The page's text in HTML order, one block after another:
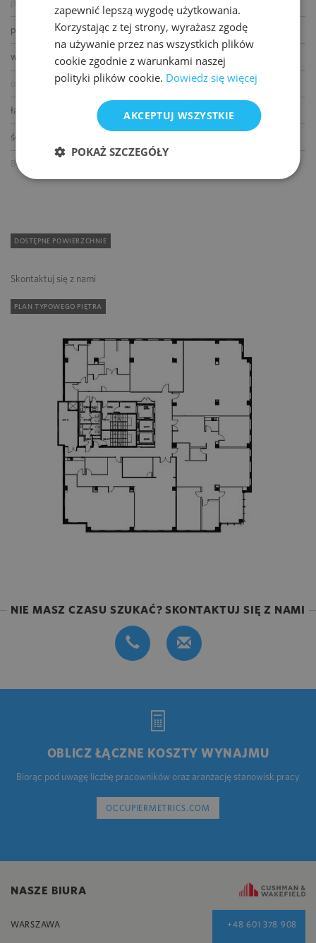
podwieszane sufity
wykładziny
otwierane okna
łącze światłowodowe
ścianki działowe
BMS
DOSTĘPNE POWIERZCHNIE
Skontaktuj się z nami
PLAN TYPOWEGO PIĘTRA
NIE MASZ CZASU SZUKAĆ? SKONTAKTUJ SIĘ Z NAMI
OBLICZ ŁĄCZNE KOSZTY WYNAJMU
Biorąc pod uwagę liczbę pracowników oraz aranżację stanowisk pracy
OCCUPIERMETRICS.COM
NASZE BIURA
WARSZAWA +48 601 378 908
zapewnić lepszą wygodę użytkowania.
Korzystając z tej strony, wyrażasz zgodę
na używanie przez nas wszystkich plików
cookie zgodnie z warunkami naszej
polityki plików cookie. Dowiedz się więcej
AKCEPTUJ WSZYSTKIE
POKAŻ SZCZEGÓŁY